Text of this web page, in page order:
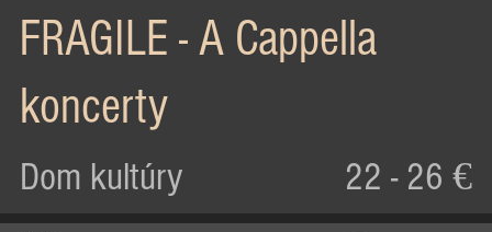
FRAGILE - A Cappella
koncerty
Dom kultúry 22 - 26 €